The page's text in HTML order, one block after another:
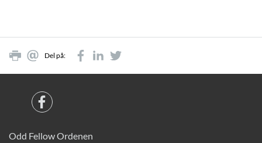
Del på:
Odd Fellow Ordenen